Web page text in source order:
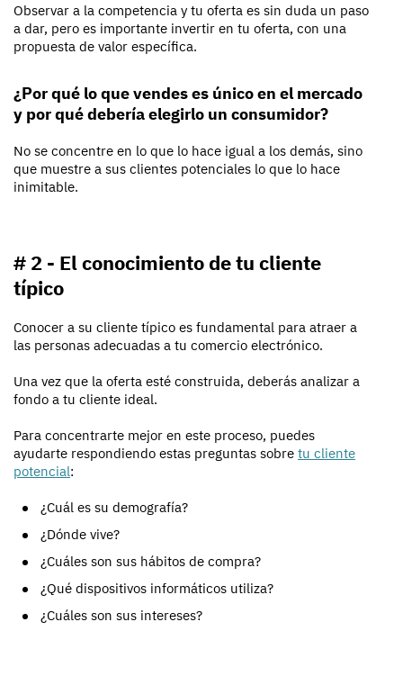
Observar a la competencia y tu oferta es sin duda un paso
a dar, pero es importante invertir en tu oferta, con una
propuesta de valor específica.
¿Por qué lo que vendes es único en el mercado
y por qué debería elegirlo un consumidor?
No se concentre en lo que lo hace igual a los demás, sino
que muestre a sus clientes potenciales lo que lo hace
inimitable.
# 2 - El conocimiento de tu cliente
típico
Conocer a su cliente típico es fundamental para atraer a
las personas adecuadas a tu comercio electrónico.
Una vez que la oferta esté construida, deberás analizar a
fondo a tu cliente ideal.
Para concentrarte mejor en este proceso, puedes
ayudarte respondiendo estas preguntas sobre tu cliente
potencial:
¿Cuál es su demografía?
¿Dónde vive?
¿Cuáles son sus hábitos de compra?
¿Qué dispositivos informáticos utiliza?
¿Cuáles son sus intereses?